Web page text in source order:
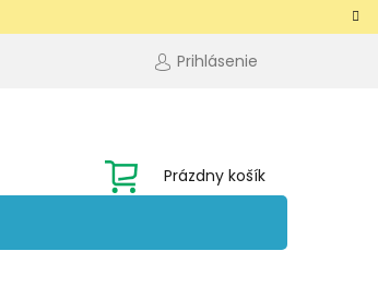
Prihlásenie
NÁKUPNÝ
KOŠÍK
Prázdny košík